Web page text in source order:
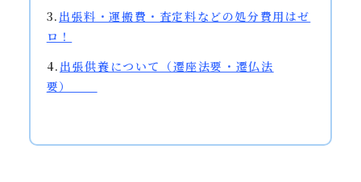
3. 出張料・運搬費・査定料などの処分費用はゼ
ロ！
4. 出張供養 について（遷座法要・遷仏法
要）